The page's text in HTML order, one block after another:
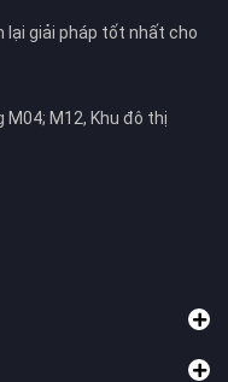
lại giải pháp tốt nhất cho
M12, Khu đô thị